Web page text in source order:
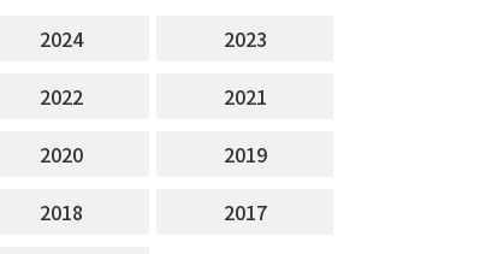
2024
2023
2022
2021
2020
2019
2018
2017